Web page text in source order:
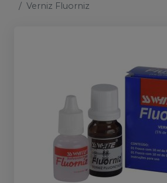
Verniz Fluorniz